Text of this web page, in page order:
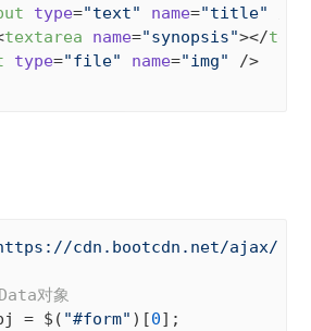
type="text" name="title"
textarea name="synopsis"></
type="file" name="img" />
cdn.bootcdn.net/ajax/
对象
= $( "#form" )[0];